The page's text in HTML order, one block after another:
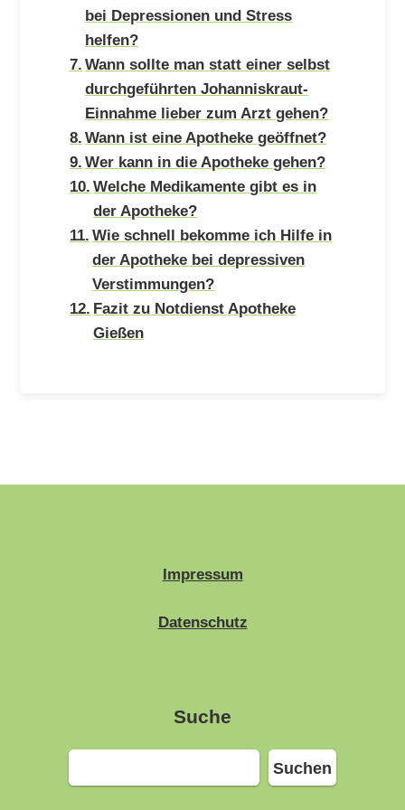
bei Depressionen und Stress
helfen?
Wann sollte man statt einer selbst
durchgeführten Johanniskraut-
Einnahme lieber zum Arzt gehen?
Wann ist eine Apotheke geöffnet?
Wer kann in die Apotheke gehen?
Welche Medikamente gibt es in
der Apotheke?
Wie schnell bekomme ich Hilfe in
der Apotheke bei depressiven
Verstimmungen?
Fazit zu Notdienst Apotheke
Gießen
Impressum
Datenschutz
Suche
Suchen
Suchen